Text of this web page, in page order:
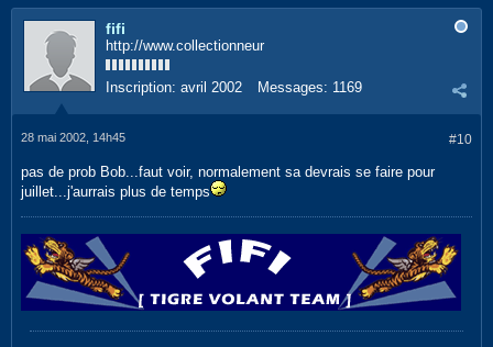
fifi
http://www.collectionneur
Inscription: avril 2002 Messages: 1169
#10
28 mai 2002, 14h45
pas de prob Bob...faut voir, normalement sa devrais se faire pour
juillet...j'aurrais plus de temps